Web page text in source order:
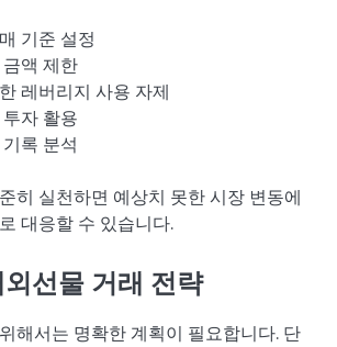
기준 설정
액 제한
레버리지 사용 자제
자 활용
록 분석
히 실천하면 예상치 못한 시장 변동에
대응할 수 있습니다.
선물 거래 전략
해서는 명확한 계획이 필요합니다. 단